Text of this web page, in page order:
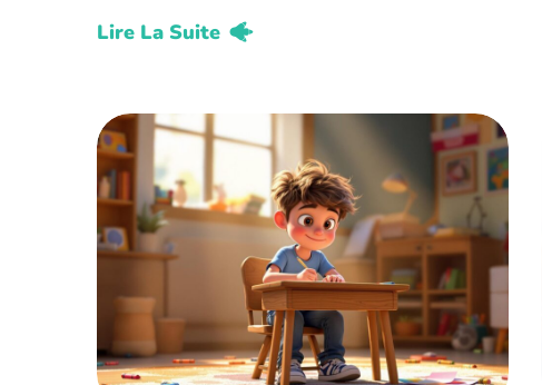
Lire La Suite